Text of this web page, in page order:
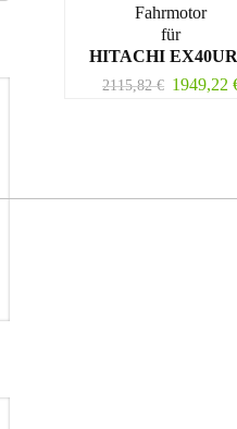
Fahrmotor
für
HITACHI
2115,82€ 1949,22